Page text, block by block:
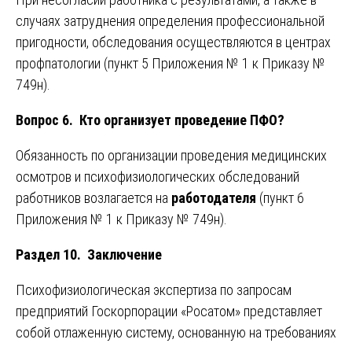
случаях затруднения определения профессиональной
пригодности, обследования осуществляются в центрах
профпатологии (пункт 5 Приложения № 1 к Приказу №
749н).
Вопрос 6. Кто организует проведение ПФО?
Обязанность по организации проведения медицинских
осмотров и психофизиологических обследований
работников возлагается на работодателя (пункт 6
Приложения № 1 к Приказу № 749н).
Раздел 10. Заключение
Психофизиологическая экспертиза по запросам
предприятий Госкорпорации «Росатом» представляет
собой отлаженную систему, основанную на требованиях